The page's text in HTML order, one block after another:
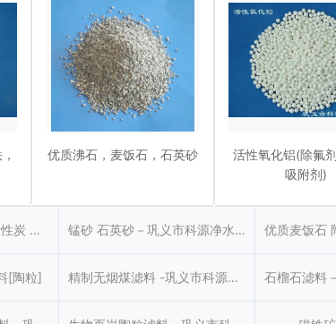
优质沸石，麦饭石，石英砂
活性氧化铝(除氟
吸附剂)
煤质柱状活性炭 粉状活性炭 果壳椰壳颗粒活性炭 锰砂 石英砂－巩义市科源净水材料厂专业生产
[陶粒] 精制无烟煤滤料 -巩义市科源净水材料厂专业生产[精制无烟煤]